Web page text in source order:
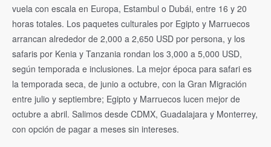
vuela con escala en Europa, Estambul o Dubái, entre 16 y 20
horas totales. Los paquetes culturales por Egipto y Marruecos
arrancan alrededor de 2,000 a 2,650 USD por persona, y los
safaris por Kenia y Tanzania rondan los 3,000 a 5,000 USD,
según temporada e inclusiones. La mejor época para safari es
la temporada seca, de junio a octubre, con la Gran Migración
entre julio y septiembre; Egipto y Marruecos lucen mejor de
octubre a abril. Salimos desde CDMX, Guadalajara y Monterrey,
con opción de pagar a meses sin intereses.